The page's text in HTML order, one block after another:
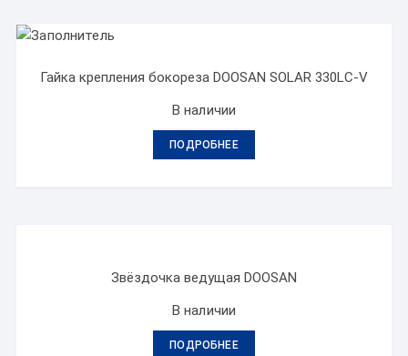
Гайка крепления бокореза DOOSAN SOLAR 330LC-V
В наличии
ПОДРОБНЕЕ
Звёздочка ведущая DOOSAN
В наличии
ПОДРОБНЕЕ